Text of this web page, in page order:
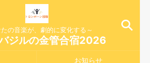
の音楽が、劇的に変化する～
ジルの金管合宿2026
お知らせ